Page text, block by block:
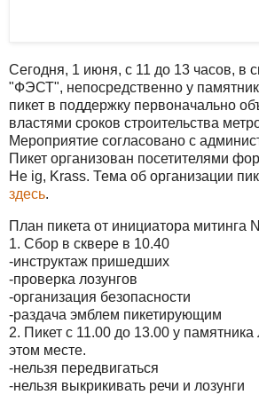
Сегодня, 1 июня, с 11 до 13 часов, в
"ФЭСТ", непосредственно у
пикет в поддержку первоначально
властями сроков строительства
Мероприятие согласовано с
Пикет организован посетителями
He ig, Krass. Тема об организации
здесь.
План пикета от инициатора митинга
1. Сбор в сквере в 10.40
-инструктаж пришедших
-проверка лозунгов
-организация безопасности
-раздача эмблем пикетирующим
2. Пикет с 11.00 до 13.00 у памятника
этом месте.
-нельзя передвигаться
-нельзя выкрикивать речи и лозунги